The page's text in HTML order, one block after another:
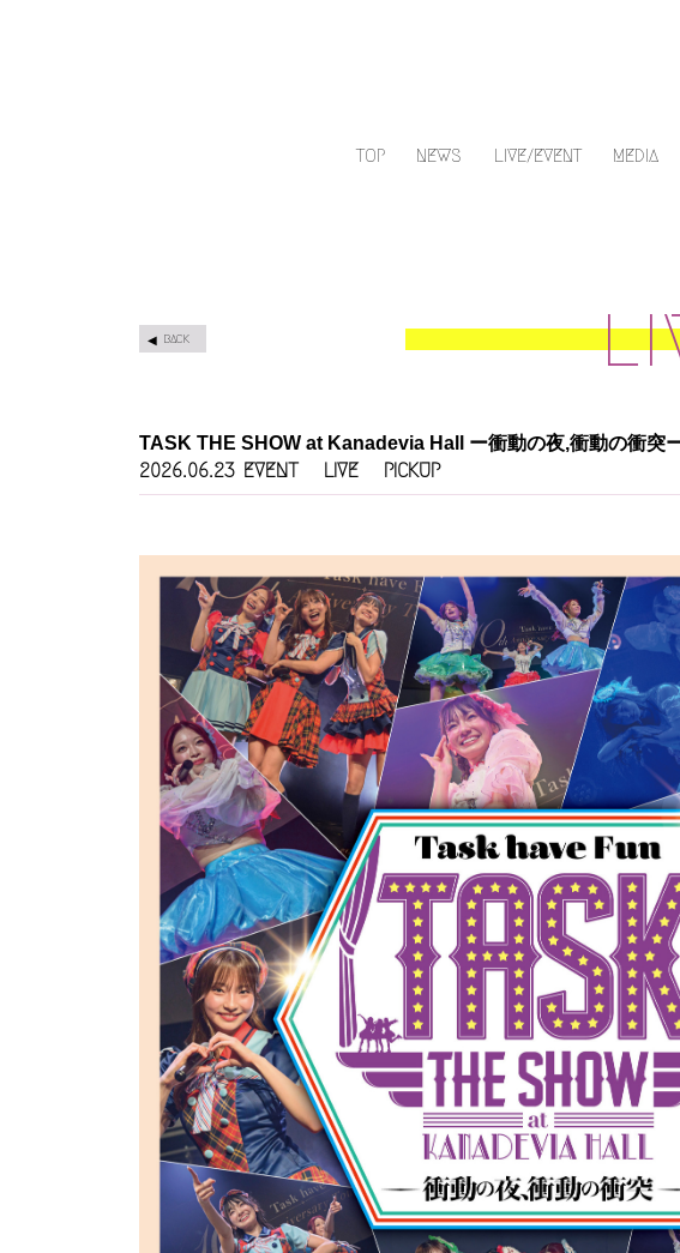
TOP NEWS LIVE/EVENT MEDIA
BACK
TASK THE SHOW at Kanadevia Hall ー衝動の夜,衝動の衝突
2026.06.23 EVENT LIVE PICKUP